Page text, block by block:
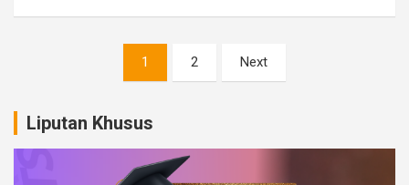
1 2 Next
Liputan Khusus